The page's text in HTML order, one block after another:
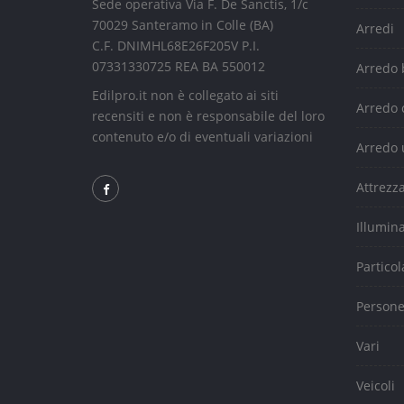
Sede operativa Via F. De Sanctis, 1/c
70029 Santeramo in Colle (BA)
C.F. DNIMHL68E26F205V P.I.
07331330725 REA BA 550012
Edilpro.it non è collegato ai siti
recensiti e non è responsabile del loro
contenuto e/o di eventuali variazioni
Arredi
Arredo
Arredo
Arredo
Persone
Vari
Veicoli